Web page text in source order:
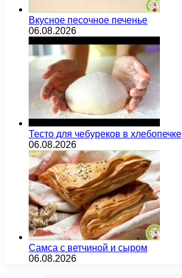
Вкусное песочное печенье
06.08.2026
Тесто для чебуреков в хлебопечке
06.08.2026
Самса с ветчиной и сыром
06.08.2026